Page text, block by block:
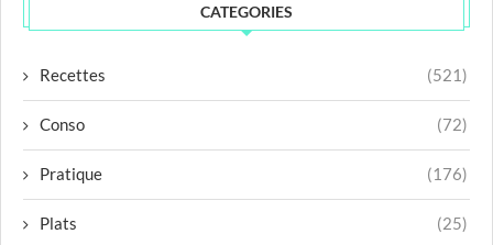
CATEGORIES
Recettes (521)
Conso (72)
Pratique (176)
Plats (25)